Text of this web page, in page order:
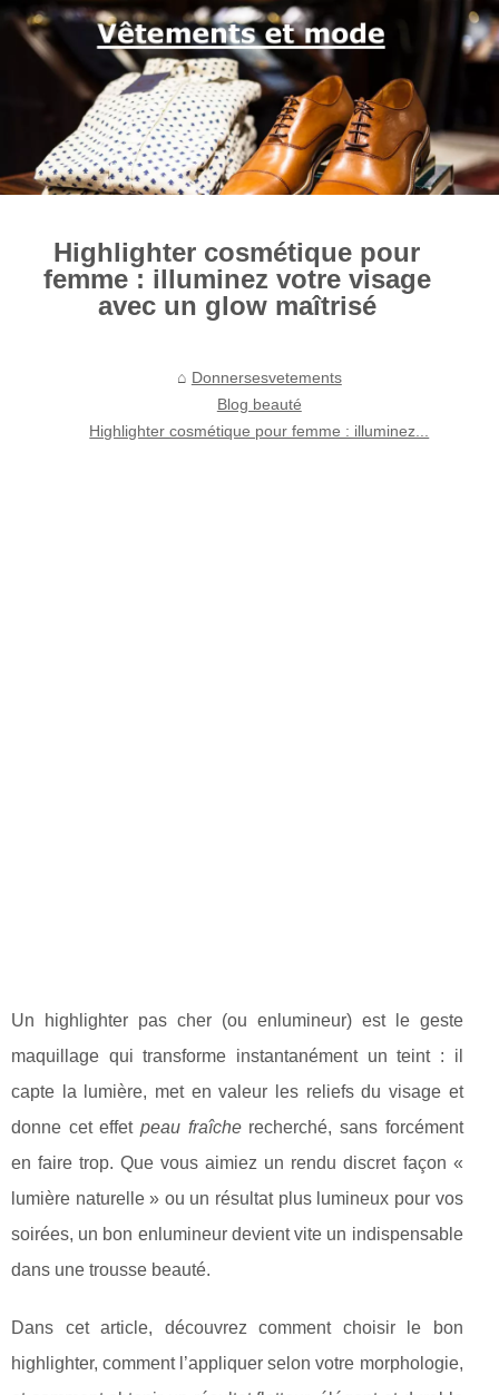
Highlighter cosmétique pour
femme : illuminez votre visage
avec un glow maîtrisé
Donnersesvetements
Blog beauté
Highlighter cosmétique pour femme : illuminez...
Un highlighter pas cher (ou enlumineur) est le geste
maquillage qui transforme instantanément un teint : il
capte la lumière, met en valeur les reliefs du visage et
donne cet effet peau fraîcherecherché, sans forcément
en faire trop. Que vous aimiez un rendu discret façon «
lumière naturelle » ou un résultat plus lumineux pour vos
soirées, un bon enlumineur devient vite un indispensable
dans une trousse beauté.
Dans cet article, découvrez comment choisir le bon
highlighter, comment l’appliquer selon votre morphologie,